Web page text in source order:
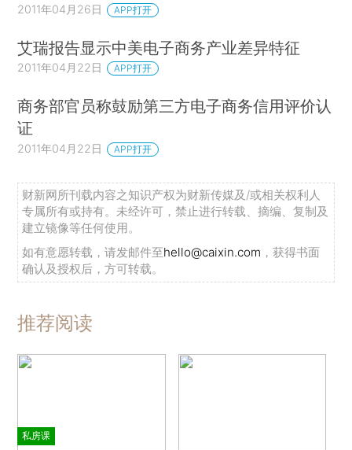
2011年04月26日 APP打开
艾瑞报告显示中美电子商务产业差异特征
2011年04月22日 APP打开
商务部官员称鼓励第三方电子商务信用评价认
证
2011年04月22日 APP打开
财新网所刊载内容之知识产权为财新传媒及/或相关权利人
专属所有或持有。未经许可，禁止进行转载、摘编、复制及
建立镜像等任何使用。
如有意愿转载，请发邮件至hello@caixin.com ，获得书面
确认及授权后，方可转载。
推荐阅读
私房课